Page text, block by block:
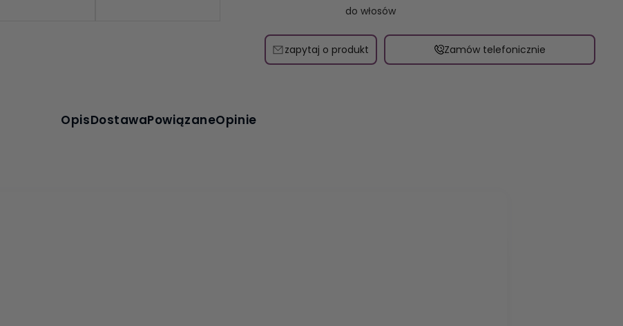
do włosów
zapytaj o produkt Zamów telefonicznie
OpisDostawaPowiązaneOpinie